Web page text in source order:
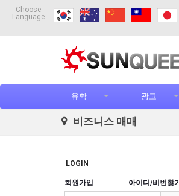
Choose
Language
유학 광고
비즈니스 매매
LOGIN
회원가입 아이디/비번찾기